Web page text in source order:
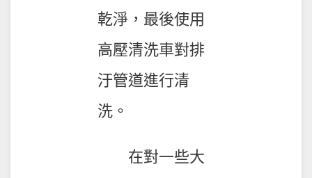
乾淨，最後使用
高壓清洗車對排
汙管道進行清
洗。
在對一些大